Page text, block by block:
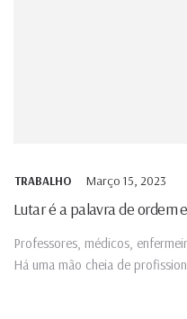
TRABALHO Março 15, 2023
Lutar é a palavra de ordem
Professores, médicos,
Há uma mão cheia de